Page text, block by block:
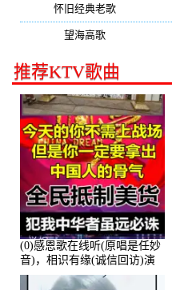
怀旧经典老歌
望海高歌
推荐KTV歌曲
(0)感恩歌在线听(原唱是任妙
音)，相识有缘(诚信回访)演
唱点播:161288次